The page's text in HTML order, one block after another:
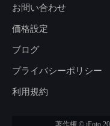
お問い合わせ
価格設定
ブログ
プライバシーポリシー
利用規約
著作権 © iFoto